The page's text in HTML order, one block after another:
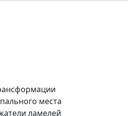
места
ламелей